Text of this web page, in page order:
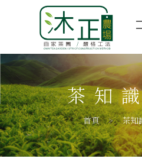
臺灣特色茶-高山
木一館
岩二館
包棟房價表
茶知
首頁 茶知